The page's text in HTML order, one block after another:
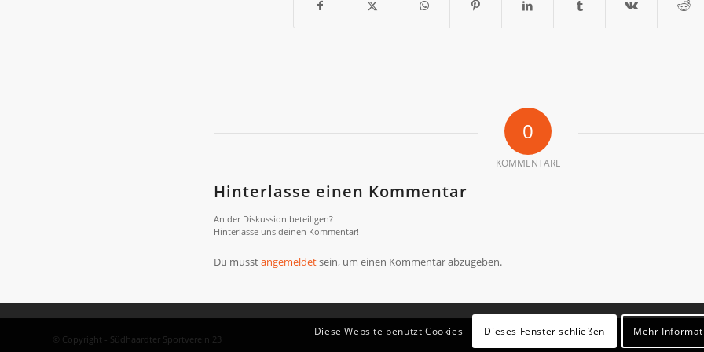
0
KOMMENTARE
Hinterlasse einen Kommentar
An der Diskussion beteiligen?
Hinterlasse uns deinen Kommentar!
Du musstangemeldetsein, um einen Kommentar abzugeben.
© Copyright - Südhaardter Sportverein 23
Diese Website benutzt Cookies Dieses Fenster schließen Mehr